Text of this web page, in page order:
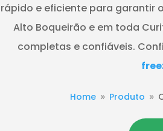
rápido e eficiente para garantir
Alto Boqueirão e em toda
completas e confiáveis.
Home 9 Produto 9